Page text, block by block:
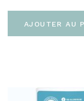
AJOUTER AU